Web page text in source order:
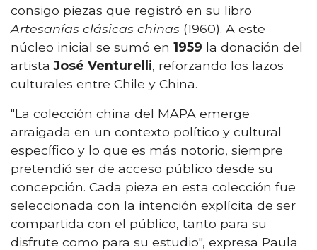
consigo piezas que registró en su libro
Artesanías clásicas chinas (1960). A este
núcleo inicial se sumó en 1959 la donación del
artistaJosé Venturelli, reforzando los lazos
culturales entre Chile y China.
"La colección china del MAPA emerge
arraigada en un contexto político y cultural
específico y lo que es más notorio, siempre
pretendió ser de acceso público desde su
concepción. Cada pieza en esta colección fue
seleccionada con la intención explícita de ser
compartida con el público, tanto para su
disfrute como para su estudio", expresa Paula